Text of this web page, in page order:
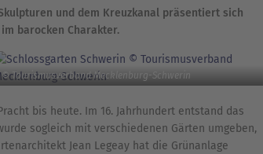
und dem Kreuzkanal präsentiert sich
barocken Charakter.
© Tourismusverband Mecklenburg-Schwerin
bis heute. Im 16. Jahrhundert entstand das
sogleich mit verschiedenen Gärten umgeben,
Jean Legeay hat die Grünanlage